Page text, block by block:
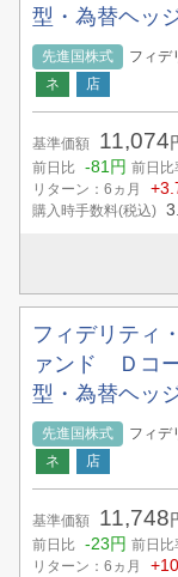
型・為替ヘッ
先進国株式 フィデ
基準価額 11,074
前日比 -81円 前日比
リターン：6ヵ月
購入時手数料(税込)
フィデリティ
ァンド Ｄコ
型・為替ヘッ
先進国株式 フィデ
基準価額 11,748
前日比 -23円 前日比
リターン：6ヵ月